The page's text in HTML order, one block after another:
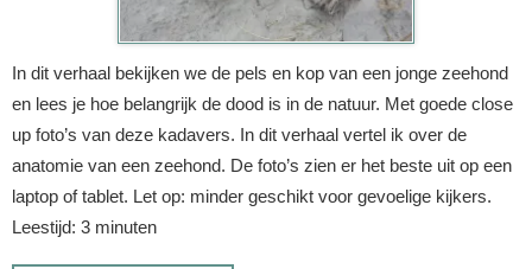
In dit verhaal bekijken we de pels en kop van een jonge zeehond
en lees je hoe belangrijk de dood is in de natuur. Met goede close
up foto’s van deze kadavers. In dit verhaal vertel ik over de
anatomie van een zeehond. De foto’s zien er het beste uit op een
laptop of tablet. Let op: minder geschikt voor gevoelige kijkers.
Leestijd: 3 minuten